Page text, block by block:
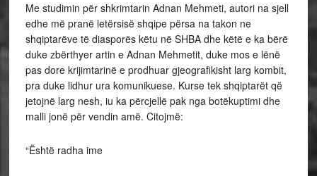
Me studimin për shkrimtarin Adnan Mehmeti, autori na sjell
edhe më pranë letërsisë shqipe përsa na takon ne
shqiptarëve të diasporës këtu në SHBA dhe këtë e ka bërë
duke zbërthyer artin e Adnan Mehmetit, duke mos e lënë
pas dore krijimtarinë e prodhuar gjeografikisht larg kombit,
pra duke lidhur ura komunikuese. Kurse tek shqiptarët që
jetojnë larg nesh, iu ka përcjellë pak nga botëkuptimi dhe
malli jonë për vendin amë. Citojmë:
“Është radha ime